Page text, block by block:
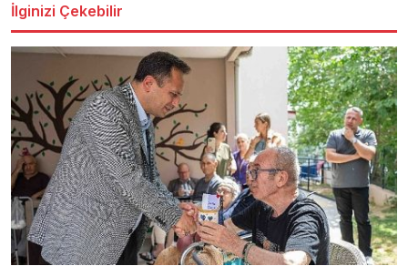
İlginizi Çekebilir